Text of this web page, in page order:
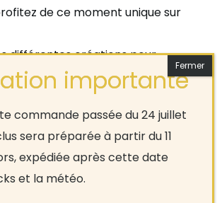
de ce moment unique sur
différentes créations pour
… et grands bien sûr !
dédicacée à cette fête
festives
commande passée du 24 juillet
sera préparée à partir du 11
expédiée après cette date
et la météo.